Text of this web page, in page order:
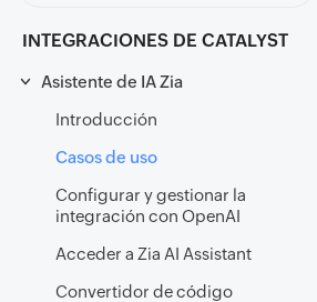
INTEGRACIONES DE CATALYST
Asistente de IA Zia
Introducción
Casos de uso
Configurar y gestionar la
integración con OpenAI
Acceder a Zia AI Assistant
Convertidor de código